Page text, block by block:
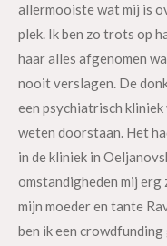
allermooiste wat mij is
plek. Ik ben zo trots op
haar alles afgenomen
nooit verslagen. De
een psychiatrisch
weten doorstaan. Het
in de kliniek in
omstandigheden mij
mijn moeder en tante
ben ik een